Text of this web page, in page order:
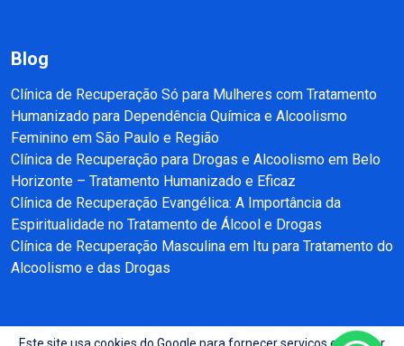
Blog
Clínica de Recuperação Só para Mulheres com Tratamento
Humanizado para Dependência Química e Alcoolismo
Feminino em São Paulo e Região
Clínica de Recuperação para Drogas e Alcoolismo em Belo
Horizonte – Tratamento Humanizado e Eficaz
Clínica de Recuperação Evangélica: A Importância da
Espiritualidade no Tratamento de Álcool e Drogas
Clínica de Recuperação Masculina em Itu para Tratamento do
Alcoolismo e das Drogas